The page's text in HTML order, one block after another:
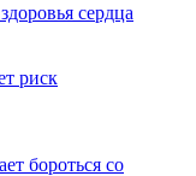
сердца
риск
бороться со